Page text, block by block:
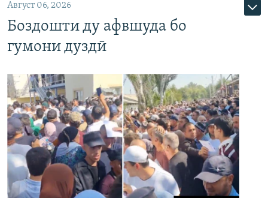
Август 06, 2026
Боздошти ду афвшуда бо
гумони дуздӣ